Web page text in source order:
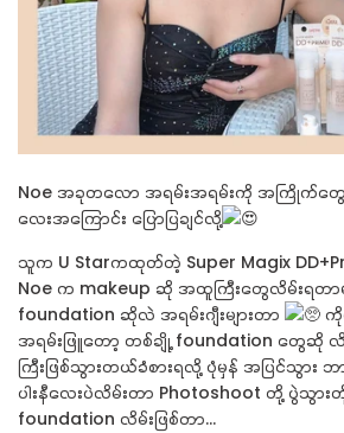
Noe အခုတလော အရမ်းအရမ်းကို အကြိုက်တွေ့
လေးအကြောင်း ပြောပြချင်လို့
သူက U Starကထုတ်တဲ့ Super Magix
Noe က makeup ဆို အထူကြီးတွေလိမ်းရတ
foundation ဆိုလဲ အရမ်းဂျီးများတာ
ကို
အရမ်းဖြူတော့ တစ်ချို့ foundation တွေ
ကြီးဖြစ်သွားတယ်ခံစားရလို့ ပုံမှန် အပြင်သွား
ပါးနီလေးပဲလိမ်းတာ Photoshoot တို့ ပွဲသွာ
foundation လိမ်းဖြစ်တာ...